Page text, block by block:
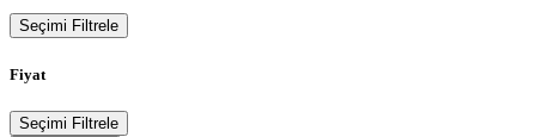
Seçimi Filtrele
Fiyat
Seçimi Filtrele